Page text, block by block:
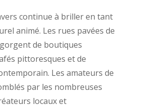
continue à briller en tant
animé. Les rues pavées de
de boutiques
pittoresques et de
Les amateurs de
par les nombreuses
locaux et